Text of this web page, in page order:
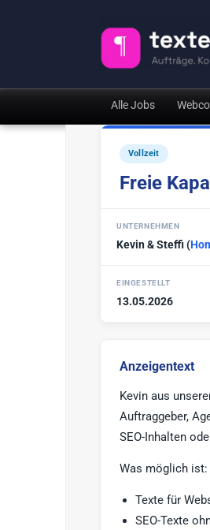
Alle Jobs
Vollzeit
Freie
UNTERNEHMEN
Kevin & Steffi(
EINGESTELLT
13.05.2026
Anzeigentext
Kevin aus
Auftraggeber,
SEO-Inhalten
Was möglich ist:
Texte für
SEO-Texte